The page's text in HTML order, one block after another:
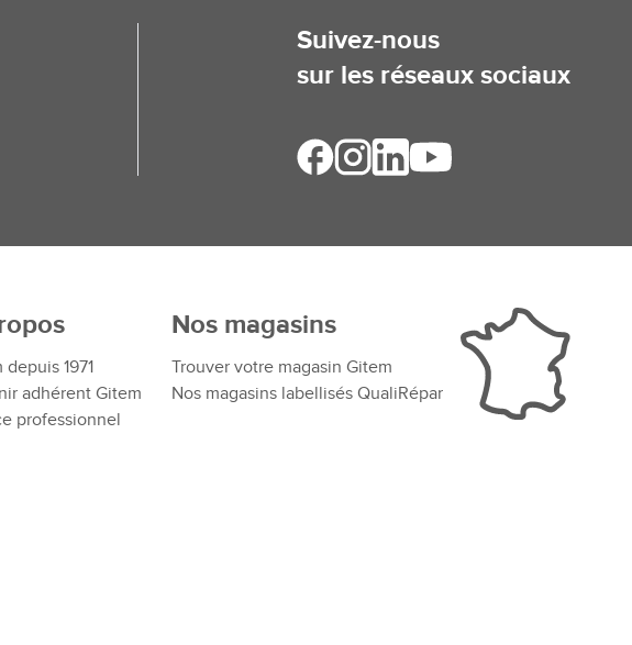
Suivez-nous
sur les réseaux sociaux
depuis 1971
adhérent Gitem
professionnel
Nos magasins
Trouver votre magasin Gitem
Nos magasins labellisés QualiRépar